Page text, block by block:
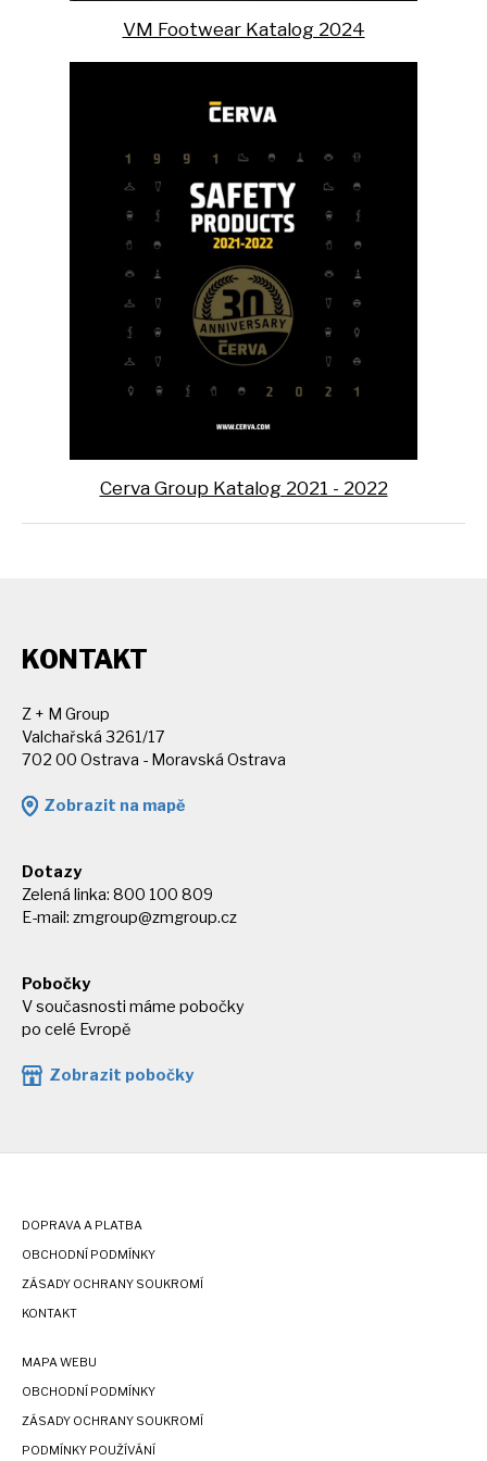
VM Footwear Katalog 2024
Cerva Group Katalog 2021 - 2022
KONTAKT
Z + M Group
Valchařská 3261/17
702 00 Ostrava - Moravská Ostrava
Zobrazit na mapě
Dotazy
Zelená linka: 800 100 809
E-mail: zmgroup@zmgroup.cz
Pobočky
V současnosti máme pobočky
po celé Evropě
Zobrazit pobočky
DOPRAVA A PLATBA
OBCHODNÍ PODMÍNKY
ZÁSADY OCHRANY SOUKROMÍ
KONTAKT
MAPA WEBU
OBCHODNÍ PODMÍNKY
ZÁSADY OCHRANY SOUKROMÍ
PODMÍNKY POUŽÍVÁNÍ